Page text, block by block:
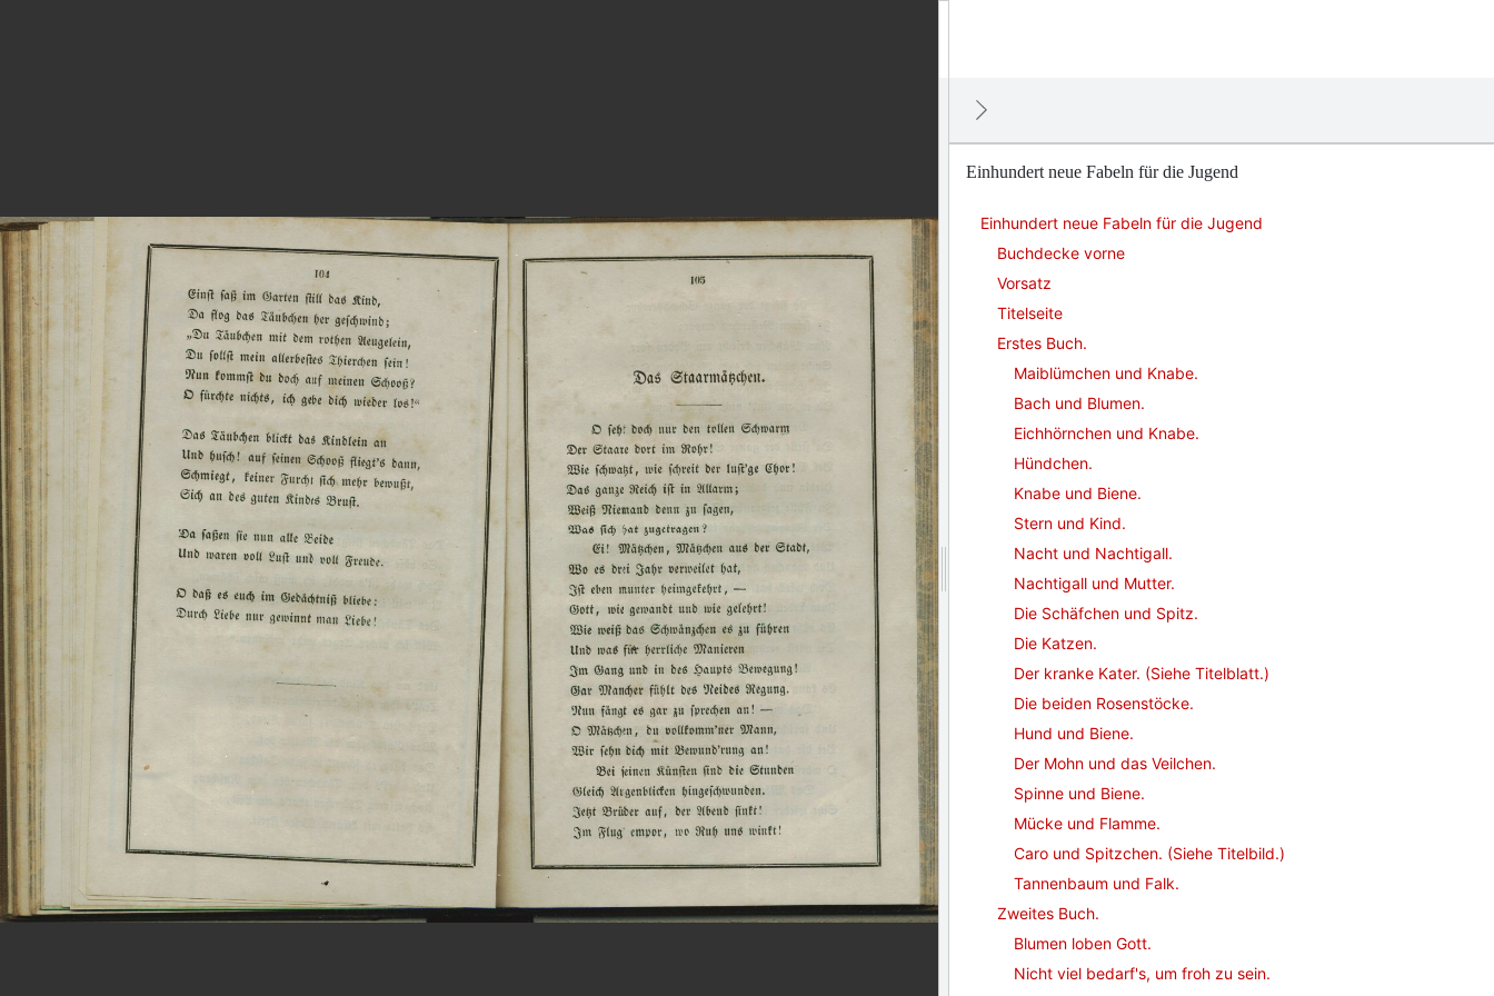
Einhundert neue Fabeln für die Jugend
Einhundert neue Fabeln für die Jugend
Buchdecke vorne
Vorsatz
Titelseite
Erstes Buch.
Maiblümchen und Knabe.
Bach und Blumen.
Eichhörnchen und Knabe.
Hündchen.
Knabe und Biene.
Stern und Kind.
Nacht und Nachtigall.
Nachtigall und Mutter.
Die Schäfchen und Spitz.
Die Katzen.
Der kranke Kater. (Siehe Titelblatt.)
Die beiden Rosenstöcke.
Hund und Biene.
Der Mohn und das Veilchen.
Spinne und Biene.
Mücke und Flamme.
Caro und Spitzchen. (Siehe Titelbild.)
Tannenbaum und Falk.
Zweites Buch.
Blumen loben Gott.
Nicht viel bedarf's, um froh zu sein.